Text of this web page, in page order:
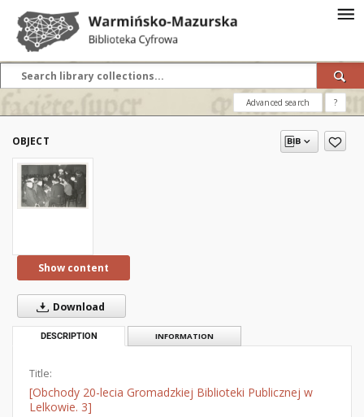
Advanced search ?
OBJECT
Show content
Download
DESCRIPTION INFORMATION
Title:
[Obchody 20-lecia Gromadzkiej Biblioteki Publicznej w
Lelkowie. 3]